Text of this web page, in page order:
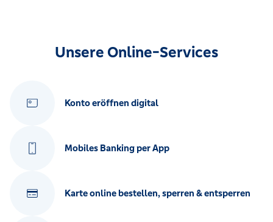
Unsere Online-Services
Konto eröffnen digital
Mobiles Banking per App
Karte online bestellen, sperren & entsperren